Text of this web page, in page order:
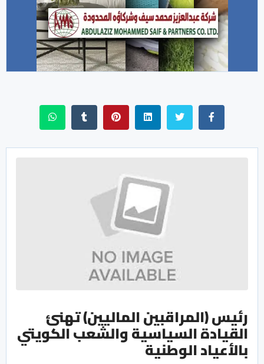
رئيس (المراقبين الماليين) تهنئ
القيادة السياسية والشعب الكويتي
بالأعياد الوطنية